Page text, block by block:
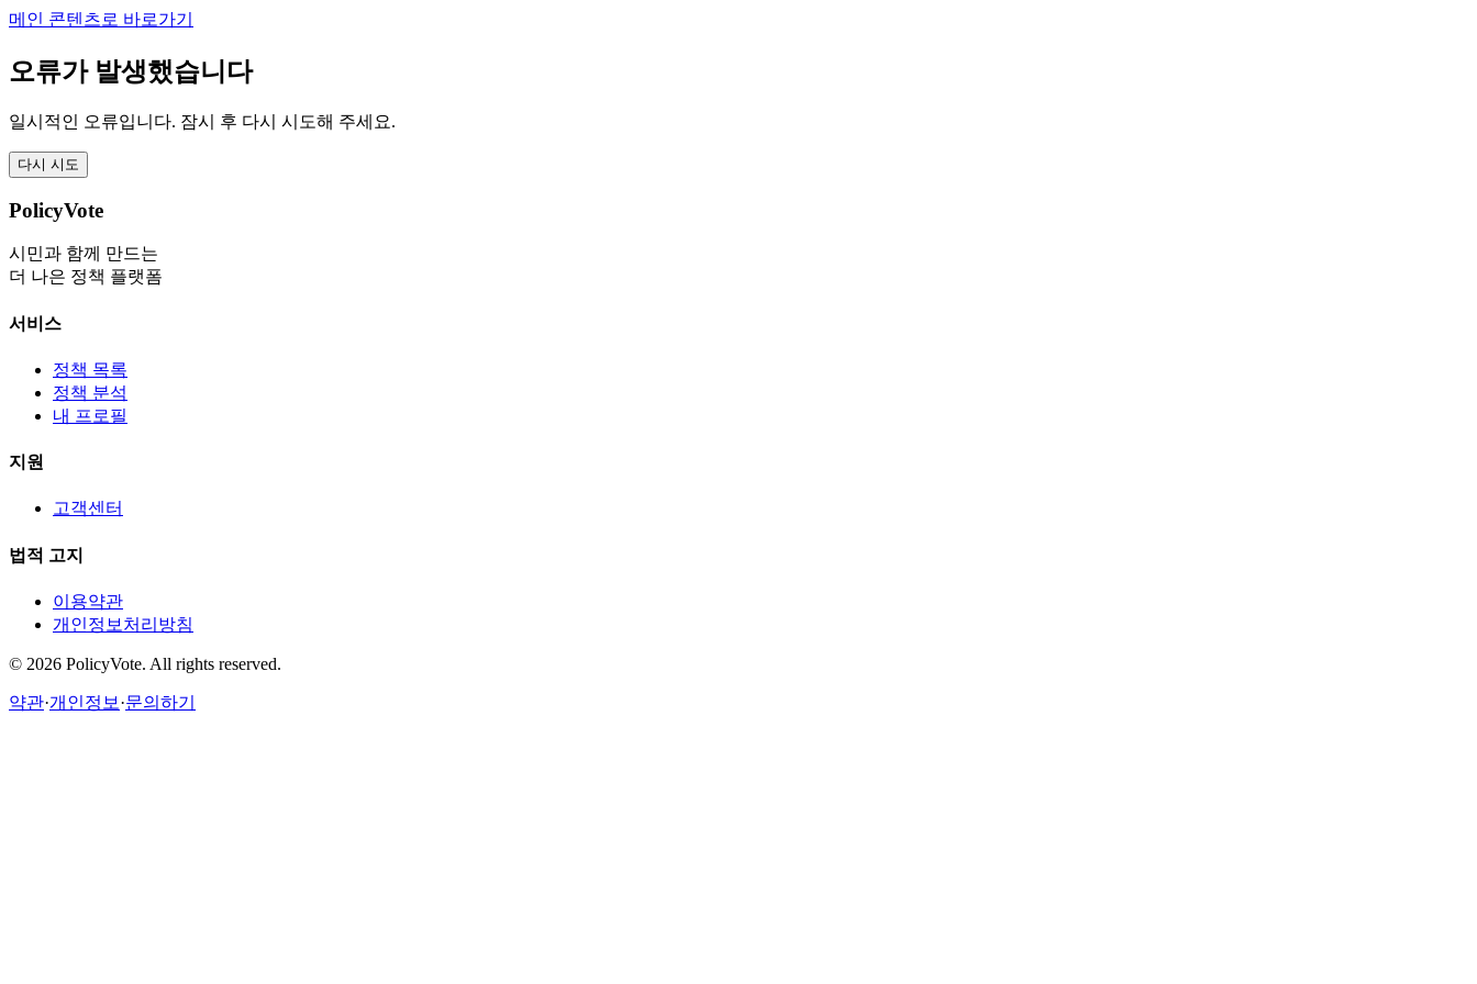
메인 콘텐츠로 바로가기
오류가 발생했습니다
일시적인 오류입니다. 잠시 후 다시 시도해 주세요.
다시 시도
PolicyVote
시민과 함께 만드는
더 나은 정책 플랫폼
서비스
정책 목록
정책 분석
내 프로필
지원
고객센터
법적 고지
이용약관
개인정보처리방침
© 2026 PolicyVote. All rights reserved.
약관·개인정보 ·문의하기